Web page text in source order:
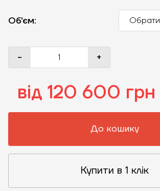
Об'єм: Обрати
- +
від 120 600 грн
До кошику
Купити в 1 клік